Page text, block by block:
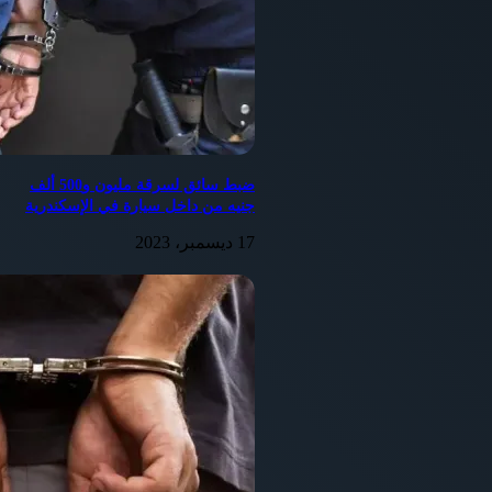
تنفيذا لتوجيهات اللواء عصام سعد محافظ أسيوط لضبط
الاسواق وجودة السلع الغذائية وعدم التلاعب بأسعار السلع ،
وبتكليف من المهندس محمد اسماعيل وكيل وزارة التموين
باسيوط، وتحت إشراف الاستاذ محمود النجار عطيه رئيس
شنت إدارة تموين ديروط بالاشتراك مع مباحث تموين الشمال
حملة مكبرة علي بعض المحلات بديروط من أجل ضبط الأسعار
شملت الحملة كلا من الاستاذ محمد رشدى ، الاستاذ محمود انور
، الاستاذ احمد خميس ، الاستاذ ياسر صلاح
مأمورى الضبط القضائي بإدارة تموين ديروط .، الاستاذ
مصطفى حامد ، الاستاذ محمد محمد سليم .
والأمين عزت حسني عقل بلوك امين مباحث تموين الشمال.
أسفرت جهود الحملة عن ضبط لحوم مفرومة، وكبدة مجمدة
ضبط سائق لسرقة مليون و500 ألف
جنيه من داخل سيارة في الإسكندرية
17 ديسمبر، 2023